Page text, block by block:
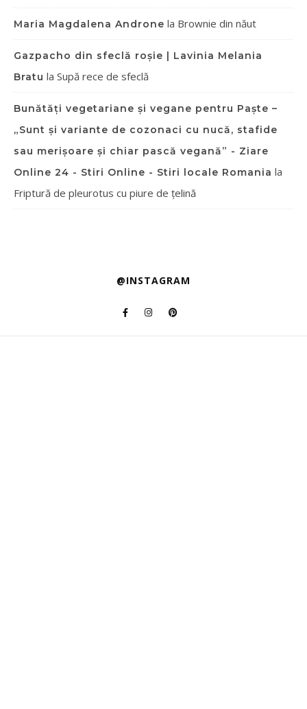
Maria Magdalena Androne la Brownie din năut
Gazpacho din sfeclă roșie | Lavinia Melania
Bratu la Supă rece de sfeclă
Bunătăți vegetariane și vegane pentru Paște –
„Sunt și variante de cozonaci cu nucă, stafide
sau merișoare și chiar pască vegană” - Ziare
Online 24 - Stiri Online - Stiri locale Romania la
Friptură de pleurotus cu piure de țelină
@INSTAGRAM